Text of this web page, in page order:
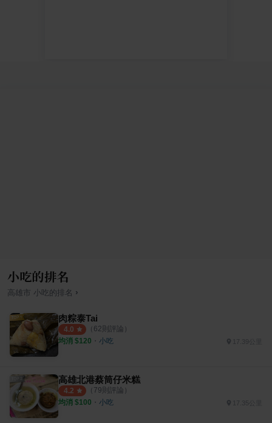
小吃的排名
高雄市 小吃 的排名 ›
肉粽泰Tai
4.0 （ 62則評論）
均消 $120 ・ 小吃
高雄北港蔡筒仔米糕
4.2 （ 79則評論）
均消 $100 ・ 小吃 17.35公里